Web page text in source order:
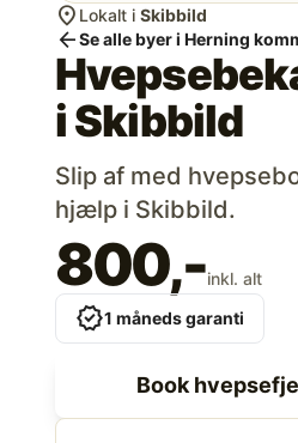
location_on Lokalt i Skibbild
arrow_backSe alle byer i Herning
iSkibbild
Slip af med
hjælp i Skibbild.
800,-inkl. alt
verified1 måneds garanti
Book